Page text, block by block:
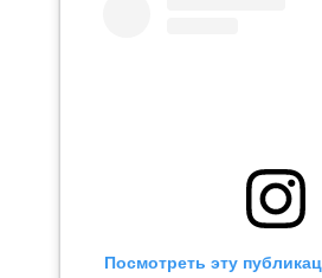
Посмотреть эту